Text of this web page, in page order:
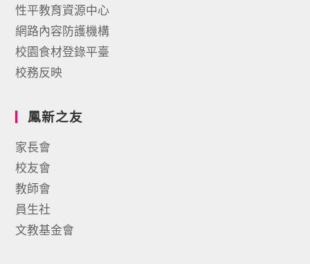
性平教育資源中心
網路內容防護機構
校園食材登錄平臺
校務反映
鳳新之友
家長會
校友會
教師會
員生社
文教基金會